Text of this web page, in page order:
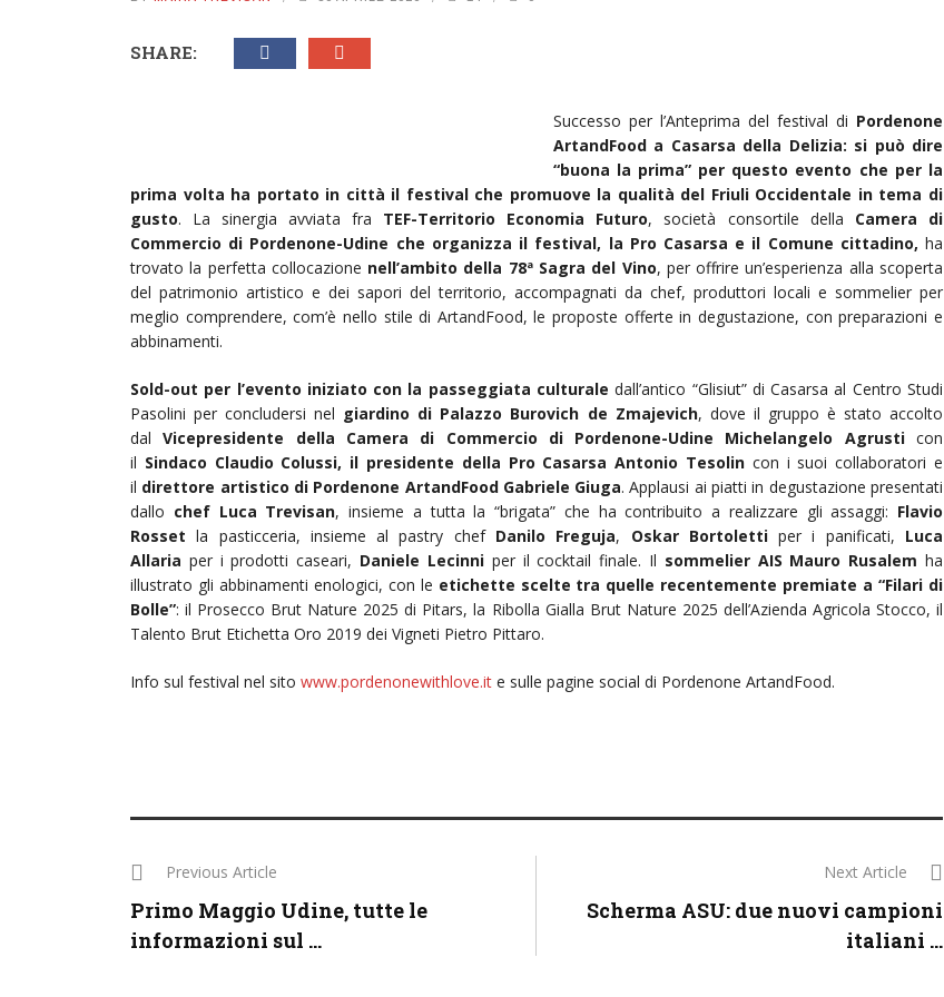
SHARE:
Successo per l’Anteprima del festival di Pordenone
ArtandFood a Casarsa della Delizia: si può dire
“buona la prima” per questo evento che per la
prima volta ha portato in città il festival che promuove la qualità del Friuli Occidentale in tema di
gusto. La sinergia avviata fra TEF-Territorio Economia Futuro, società consortile della Camera di
Commercio di Pordenone-Udine che organizza il festival, la Pro Casarsa e il Comune cittadino, ha
trovato la perfetta collocazione nell’ambito della 78ª Sagra del Vino, per offrire un’esperienza alla scoperta
del patrimonio artistico e dei sapori del territorio, accompagnati da chef, produttori locali e sommelier per
meglio comprendere, com’è nello stile di ArtandFood, le proposte offerte in degustazione, con preparazioni e
abbinamenti.
Sold-out per l’evento iniziato con la passeggiata culturale dall’antico “Glisiut” di Casarsa al Centro Studi
Pasolini per concludersi nel giardino di Palazzo Burovich de Zmajevich, dove il gruppo è stato accolto
dalVicepresidente della Camera di Commercio di Pordenone-Udine Michelangelo Agrusticon
il Sindaco Claudio Colussi, il presidente della Pro Casarsa Antonio Tesolin con i suoi collaboratori e
il direttore artistico di Pordenone ArtandFood Gabriele Giuga. Applausi ai piatti in degustazione presentati
dallo chef Luca Trevisan, insieme a tutta la “brigata” che ha contribuito a realizzare gli assaggi: Flavio
Rosset la pasticceria, insieme al pastry chef Danilo Freguja, Oskar Bortolettiper i panificati, Luca
Allaria per i prodotti caseari, Daniele Lecinniper il cocktail finale. Il sommelier AIS Mauro Rusalem ha
illustrato gli abbinamenti enologici, con le etichette scelte tra quelle recentemente premiate a “Filari di
Bolle”: il Prosecco Brut Nature 2025 di Pitars, la Ribolla Gialla Brut Nature 2025 dell’Azienda Agricola Stocco, il
Talento Brut Etichetta Oro 2019 dei Vigneti Pietro Pittaro.
Info sul festival nel sito www.pordenonewithlove.it e sulle pagine social di Pordenone ArtandFood.
Previous Article
Primo Maggio Udine, tutte le
informazioni sul ...
Next Article
Scherma ASU: due nuovi campioni
italiani ...